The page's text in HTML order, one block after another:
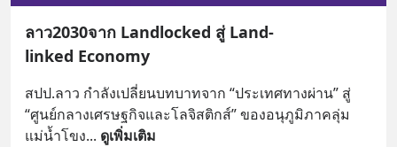
ลาว2030จาก Landlocked สู่ Land-
linked Economy
สปป.ลาว กำลังเปลี่ยนบทบาทจาก “ประเทศทางผ่าน” สู่
“ศูนย์กลางเศรษฐกิจและโลจิสติกส์” ของอนุภูมิภาคลุ่ม
แม่น้ำโขง... ดูเพิ่มเติม